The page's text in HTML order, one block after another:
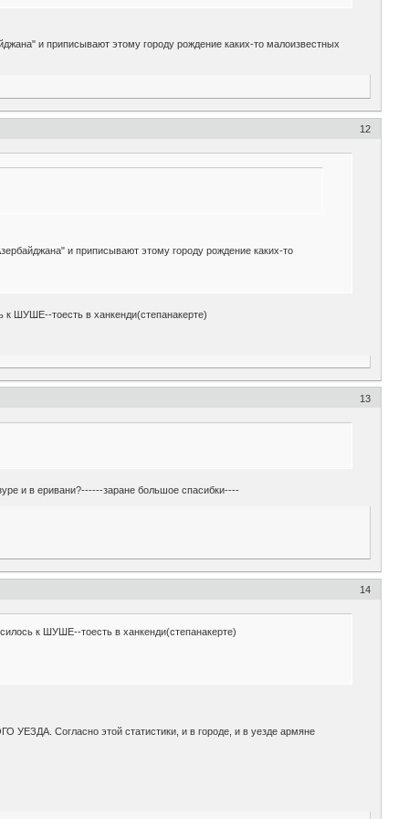
и приписывают этому городу рождение каких-то малоизвестных
12
и приписывают этому городу рождение каких-то
ШУШЕ--тоесть в ханкенди(степанакерте)
13
и в еривани?------заране большое спасибки----
14
к ШУШЕ--тоесть в ханкенди(степанакерте)
Согласно этой статистики, и в городе, и в уезде армяне